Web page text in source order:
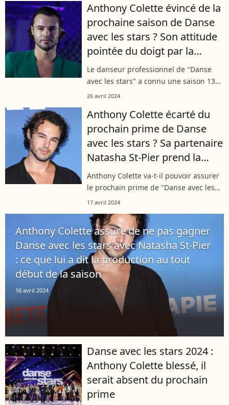
aux côtés de Natasha St-Pier,...
Anthony Colette évincé de la
prochaine saison de Danse
avec les stars ? Son attitude
pointée du doigt par la
production
Le danseur professionnel de "Danse
avec les stars" a connu une saison 13
compliquée. Anthony Colette a été au
pas plu à la production comme
l'explique...
26 avril 2024
Anthony Colette écarté du
prochain prime de Danse
avec les stars ? Sa partenaire
Natasha St-Pier prend la
parole
Anthony Colette va-t-il pouvoir assurer
le prochain prime de "Danse avec les
stars" attendu le vendredi 19 avril
rumeurs, le danseur blessé ne s'est...
17 avril 2024
Anthony Colette assuré de ne pas gagner
Danse avec les stars avec Natasha St-Pier
: ce que lui a dit la production au tout
début de la saison
16 avril 2024
Danse avec les stars 2024 :
Anthony Colette blessé, il
serait absent du prochain
prime